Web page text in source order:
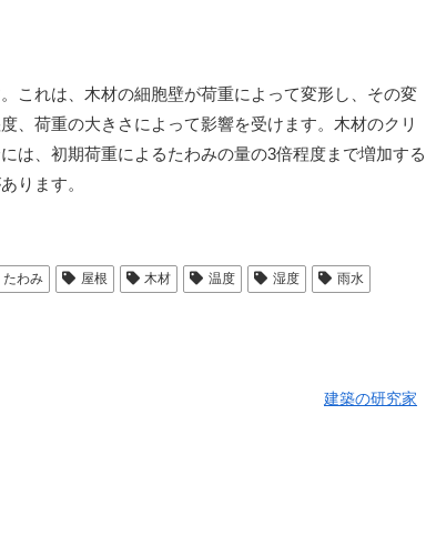
これは、木材の細胞壁が荷重によって変形し、その変
、荷重の大きさによって影響を受けます。木材のクリ
は、初期荷重によるたわみの量の3倍程度まで増加する
ります。
たわみ 屋根 木材 温度 湿度 雨水
建築の研究家